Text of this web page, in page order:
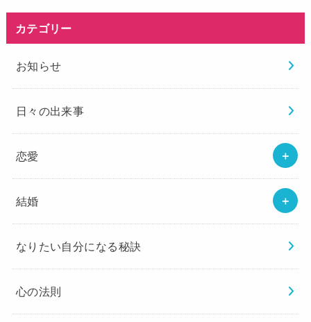
カテゴリー
お知らせ
日々の出来事
恋愛
結婚
なりたい自分になる秘訣
心の法則